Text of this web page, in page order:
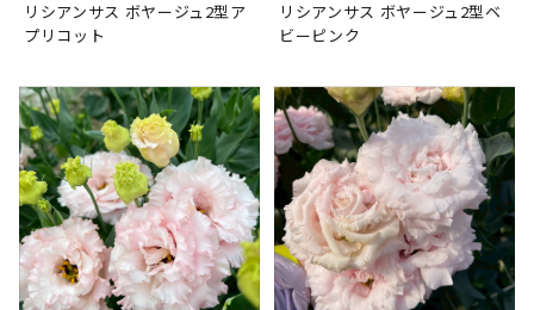
リシアンサス ボヤージュ2型ア
プリコット
リシアンサス ボヤージュ2型ベ
ビーピンク